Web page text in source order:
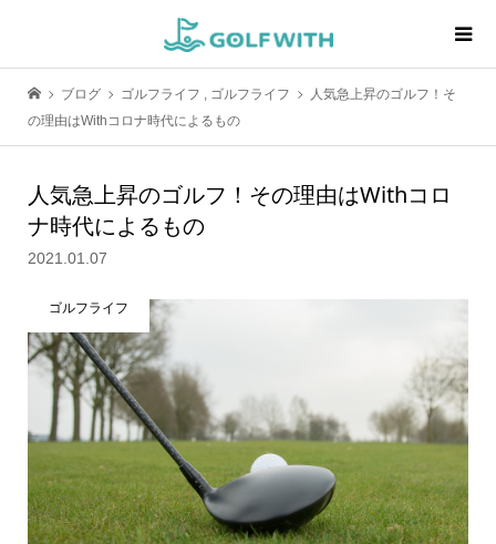
ブログ ゴルフライフ , ゴルフライフ
人気急上昇のゴルフ！そ
の理由はWithコロナ時代によるもの
人気急上昇のゴルフ！その理由はWithコロ
ナ時代によるもの
2021.01.07
ゴルフライフ